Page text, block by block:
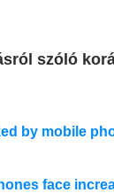
szóló
by mobile
face